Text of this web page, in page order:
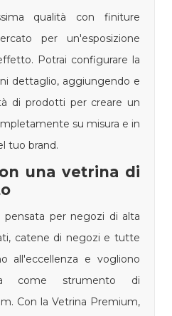
qualità con finiture
per un'esposizione
Potrai configurare la
dettaglio, aggiungendo e
di prodotti per creare un
su misura e in
tuo brand.
una vetrina di
per negozi di alta
catene di negozi e tutte
all'eccellenza e vogliono
come strumento di
Con la Vetrina Premium,